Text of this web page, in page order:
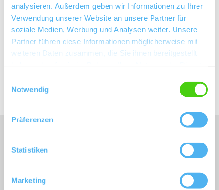
analysieren. Außerdem geben wir Informationen zu Ihrer
Verwendung unserer Website an unsere Partner für
soziale Medien, Werbung und Analysen weiter. Unsere
Partner führen diese Informationen möglicherweise mit
weiteren Daten zusammen, die Sie ihnen bereitgestellt
Notwendig
Präferenzen
Statistiken
Marketing
Hangen-Weisheim
Erleben Sie ein Stück Geschichte in Hangen-
Weisheim!
Sie benötigen weitere Informationen? Wir helfen
Oder einfach per E-Mail